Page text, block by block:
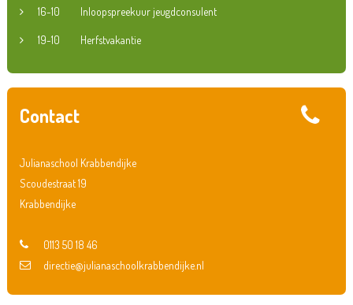
16-10 Inloopspreekuur jeugdconsulent
19-10 Herfstvakantie
Contact
Julianaschool Krabbendijke
Scoudestraat 19
Krabbendijke
0113 50 18 46
directie@julianaschoolkrabbendijke.nl